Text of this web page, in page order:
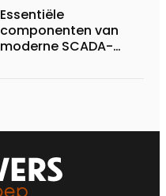
Essentiële
componenten van
moderne SCADA-